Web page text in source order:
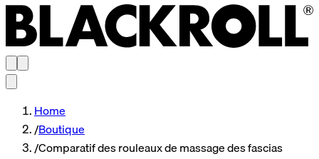
Home
/Boutique
/Comparatif des rouleaux de massage des fascias